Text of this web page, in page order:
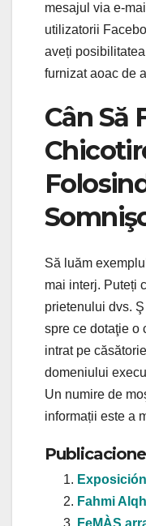
mesajul via e-
utilizatorii
aveți
furnizat aoac de
Cân Să
Să luăm
mai interj. Puteți
prietenului dvs.
spre ce dotaţie o
intrat pe
domeniului
Un numire de
informații este a
Fahmi
FeMÀS